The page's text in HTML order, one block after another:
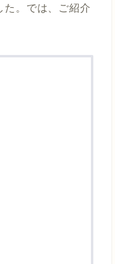
た。では、ご紹介